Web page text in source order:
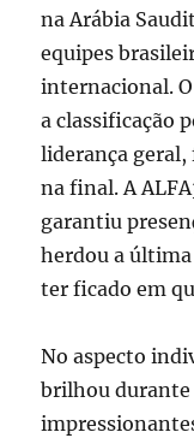
na Arábia
equipes
internacional.
a classificação
liderança geral,
na final. A
garantiu
herdou a
ter ficado em
No aspecto
brilhou durante